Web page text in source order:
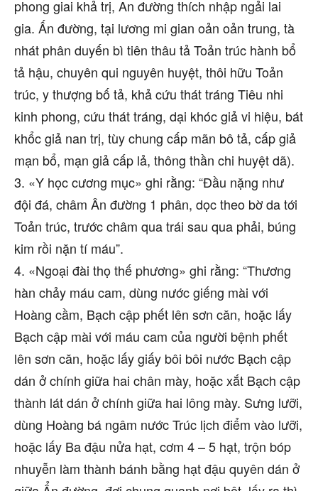
phong giai khả trị, An đường thích nhập ngải lai
gia. Ấn đường, tại lương mi gian oản oản trung, tà
nhát phân duyến bì tiên thâu tả Toản trúc hành bổ
tả hậu, chuyên qui nguyên huyệt, thôi hữu Toản
trúc, y thượng bố tả, khả cứu thát tráng Tiêu nhi
kinh phong, cứu thát tráng, dại khóc giả vi hiệu, bát
khổc giả nan trị, tùy chung cấp mãn bô tả, cấp giả
mạn bổ, mạn giả cấp lả, thông thần chi huyệt dã).
3. «Y học cương mục» ghi rằng: “Đầu nặng như
đội đá, châm Ân đường 1 phân, dọc theo bờ da tới
Toản trúc, trước châm qua trái sau qua phải, búng
kim rồi nặn tí máu”.
4. «Ngoại đài thọ thế phương» ghi rằng: “Thương
hàn chảy máu cam, dùng nước giếng mài với
Hoàng cầm, Bạch cập phết lên sơn căn, hoặc lấy
Bạch cập mài với máu cam của người bệnh phết
lên sơn căn, hoặc lấy giấy bôi bôi nước Bạch cập
dán ở chính giữa hai chân mày, hoặc xắt Bạch cập
thành lát dán ở chính giữa hai lông mày. Sưng lưỡi,
dùng Hoàng bá ngâm nước Trúc lịch điểm vào lưỡi,
hoặc lấy Ba đậu nửa hạt, cơm 4 – 5 hạt, trộn bóp
nhuyễn làm thành bánh bằng hạt đậu quyên dán ở